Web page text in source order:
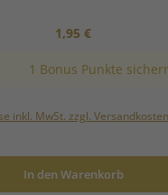
Regulärer Preis:
1,95 €
1 Bonus Punkte
inkl. MwSt. zzgl. Versandkosten
In den Warenkorb